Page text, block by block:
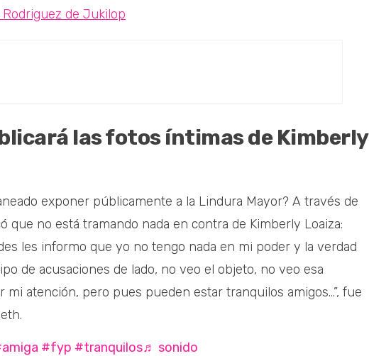
de Jukilop
las fotos íntimas de Kimberly
exponer públicamente a la Lindura Mayor? A través de
que no está tramando nada en contra de Kimberly Loaiza:
les informo que yo no tengo nada en mi poder y la verdad
de acusaciones de lado, no veo el objeto, no veo esa
atención, pero pues pueden estar tranquilos amigos...”, fue
#fyp #tranquilos♬ sonido